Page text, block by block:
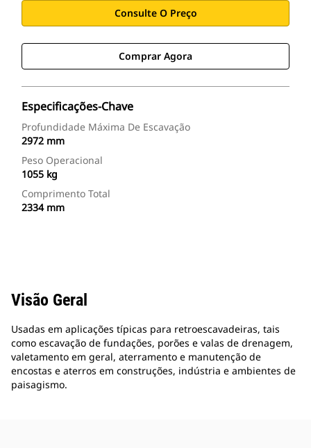
Consulte O Preço
Comprar Agora
Especificações-Chave
Profundidade Máxima De Escavação
2972 mm
Peso Operacional
1055 kg
Comprimento Total
2334 mm
Visão Geral
Usadas em aplicações típicas para retroescavadeiras, tais
como escavação de fundações, porões e valas de drenagem,
valetamento em geral, aterramento e manutenção de
encostas e aterros em construções, indústria e ambientes de
paisagismo.